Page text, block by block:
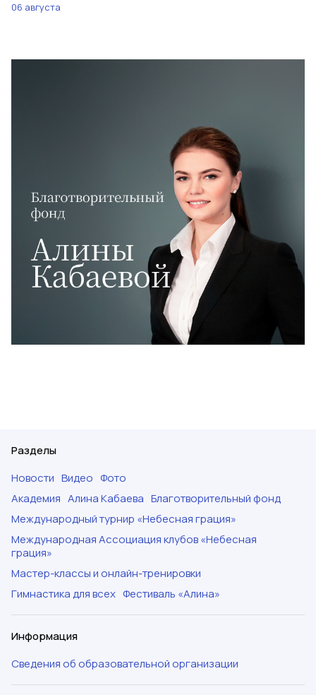
06 августа
Разделы
Новости Видео Фото
Академия Алина Кабаева Благотворительный фонд
Международный турнир «Небесная грация»
Международная Ассоциация клубов «Небесная
грация»
Мастер-классы и онлайн-тренировки
Гимнастика для всех Фестиваль «Алина»
Информация
Сведения об образовательной организации